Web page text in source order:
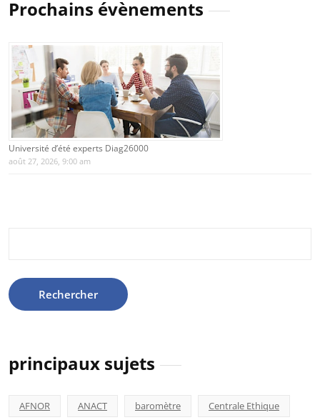
Prochains évènements
Université d’été experts Diag26000
août 27, 2026, 9:00 am
principaux sujets
AFNOR ANACT baromètre Centrale Ethique